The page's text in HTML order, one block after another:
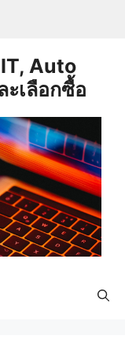
Auto
เลือกซื้อ